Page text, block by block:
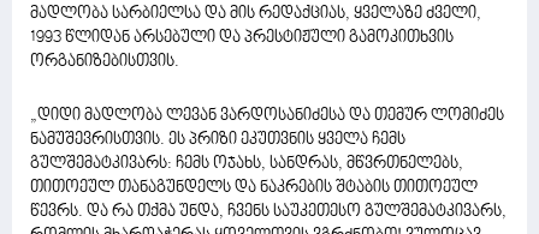
მადლობა სარბიელსა და მის რედაქციას, ყველაზე ძველი,
1993 წლიდან არსებული და პრესტიჟული გამოკითხვის
ორგანიზებისთვის.
„დიდი მადლობა ლევან ვარდოსანიძესა და თემურ ლომიძეს
ნამუშევრისთვის. ეს პრიზი ეკუთვნის ყველა ჩემს
გულშემატკივარს: ჩემს ოჯახს, სანდრას, მწვრთნელებს,
თითოეულ თანაგუნდელს და ნაკრების შტაბის თითოეულ
წევრს. და რა თქმა უნდა, ჩვენს საუკეთესო გულშემატკივარს,